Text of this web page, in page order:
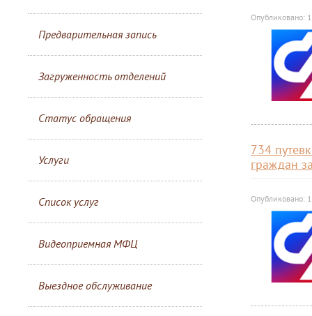
Предварительная запись
Загруженность отделений
Статус обращения
Услуги
Список услуг
Видеоприемная МФЦ
Выездное обслуживание
Опубликовано:
734
граждан
Опубликовано: